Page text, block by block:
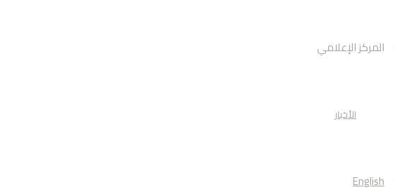
المركز الإعلامي
الأخبار
English